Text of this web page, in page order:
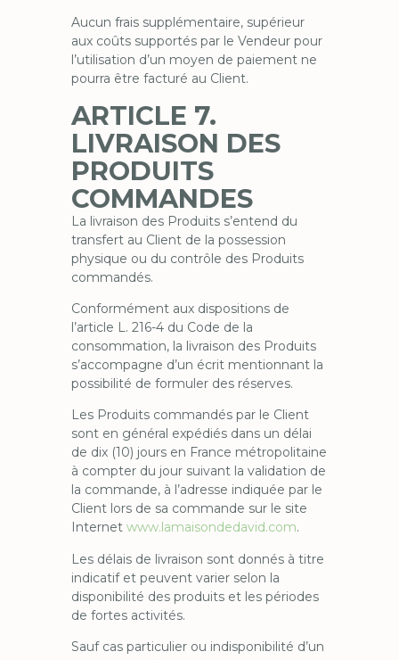
Aucun frais supplémentaire, supérieur
aux coûts supportés par le Vendeur pour
l’utilisation d’un moyen de paiement ne
pourra être facturé au Client.
ARTICLE 7.
LIVRAISON DES
PRODUITS
COMMANDES
La livraison des Produits s’entend du
transfert au Client de la possession
physique ou du contrôle des Produits
commandés.
Conformément aux dispositions de
l’article L. 216-4 du Code de la
consommation, la livraison des Produits
s’accompagne d’un écrit mentionnant la
possibilité de formuler des réserves.
Les Produits commandés par le Client
sont en général expédiés dans un délai
de dix (10) jours en France métropolitaine
à compter du jour suivant la validation de
la commande, à l’adresse indiquée par le
Client lors de sa commande sur le site
Internet www.lamaisondedavid.com.
Les délais de livraison sont donnés à titre
indicatif et peuvent varier selon la
disponibilité des produits et les périodes
de fortes activités.
Sauf cas particulier ou indisponibilité d’un